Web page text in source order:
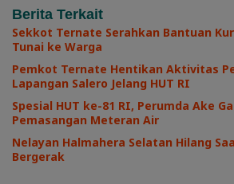
Berita Terkait
Sekkot Ternate Serahkan Bantuan
Tunai ke Warga
Pemkot Ternate Hentikan Aktivitas
Lapangan Salero Jelang HUT RI
Spesial HUT ke-81 RI, Perumda Ake
Pemasangan Meteran Air
Nelayan Halmahera Selatan Hilang
Bergerak